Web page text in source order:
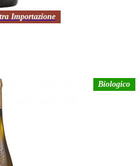
Importazione
Biologico